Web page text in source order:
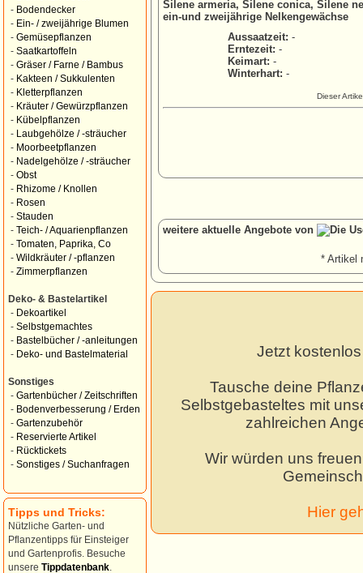
- Bodendecker
- Ein- / zweijährige Blumen
- Gemüsepflanzen
- Saatkartoffeln
- Gräser / Farne / Bambus
- Kakteen / Sukkulenten
- Kletterpflanzen
- Kräuter / Gewürzpflanzen
- Kübelpflanzen
-
Laubgehölze / -sträucher
- Moorbeetpflanzen
- Nadelgehölze / -sträucher
- Obst
- Rhizome / Knollen
- Rosen
- Stauden
- Teich- / Aquarienpflanzen
- Tomaten, Paprika, Co
- Wildkräuter / -pflanzen
- Zimmerpflanzen
Deko- & Bastelartikel
- Dekoartikel
- Selbstgemachtes
- Bastelbücher / -anleitungen
- Deko- und Bastelmaterial
Sonstiges
- Gartenbücher / Zeitschriften
- Bodenverbesserung / Erden
- Gartenzubehör
- Reservierte Artikel
- Rücktickets
- Sonstiges / Suchanfragen
Tipps und Tricks:
Nützliche Garten- und
Pflanzentipps für Einsteiger
und Gartenprofis. Besuche
unsere Tippdatenbank
Silene armeria, Silene conica, Silene
ein-und zweijährige Nelkengewächse
Aussaatzeit: -
Erntezeit: -
Keimart: -
Winterhart: -
Dieser
weitere aktuelle Angebote von
* Artikel
Jetzt
Tausche deine
Selbstgebasteltes mit
zahlreichen
Wir würden uns
Hier